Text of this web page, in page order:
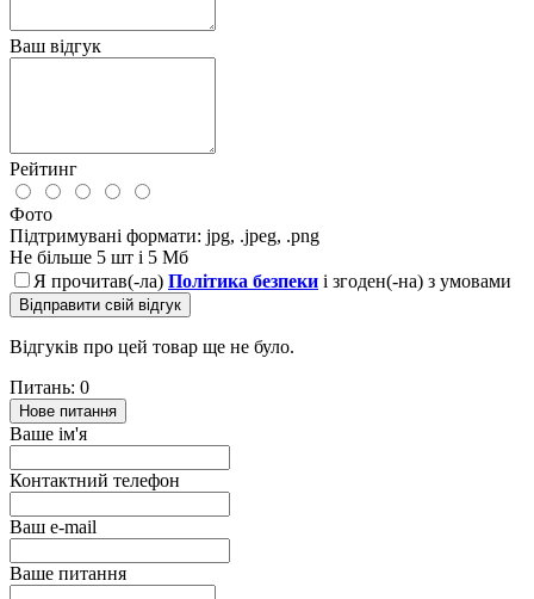
Ваш відгук
Рейтинг
Фото
Підтримувані формати: jpg, .jpeg, .png
Не більше 5 шт і 5 Мб
Я прочитав(-ла) Політика безпеки і згоден(-на) з умовами
Відправити свій відгук
Відгуків про цей товар ще не було.
Питань: 0
Нове питання
Ваше ім'я
Контактний телефон
Ваш e-mail
Ваше питання